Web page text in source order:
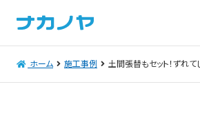
ホーム 施工事例 土間張替もセット！ずれ